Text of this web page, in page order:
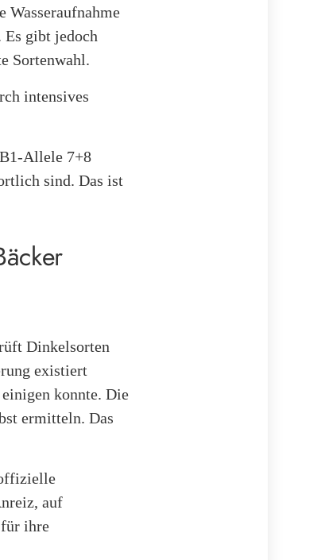
Es gibt jedoch
Sortenwahl.
intensives
Allele 7+8
sind. Das ist
Dinkelsorten
existiert
konnte. Die
ermitteln. Das
auf
ihre